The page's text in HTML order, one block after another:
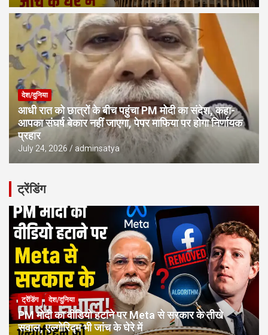
देश/दुनिया
आधी रात को छात्रों के बीच पहुंचा PM मोदी का संदेश, कहा-
आपका संघर्ष बेकार नहीं जाएगा, पेपर माफिया पर होगा निर्णायक
प्रहार
July 24, 2026 adminsatya
ट्रेंडिंग
ट्रेंडिंग देश/दुनिया
PM मोदी का वीडियो हटाने पर Meta से सरकार के तीखे
सवाल, एल्गोरिद्म भी जांच के घेरे में